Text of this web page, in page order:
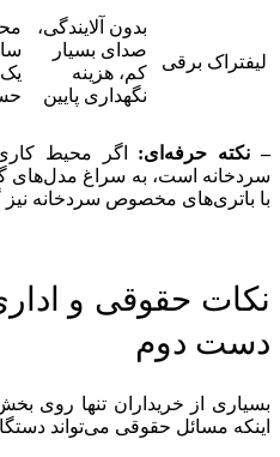
لیفتراک برقی
بدون آلایندگی،
صدای بسیار
کم، هزینه
نگهداری پایین
–نکته حرفه‌ای: اگر محیط
سردخانه است، به سراغ مدل‌های
با باتری‌های مخصوص سردخانه نیز
نکات حقوقی و
دست دوم
بسیاری از خریداران تنها روی
اینکه مسائل حقوقی می‌تواند